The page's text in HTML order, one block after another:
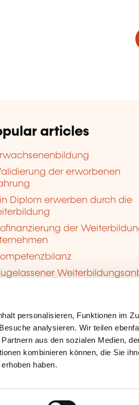
personalisieren, Funktionen im
analysieren. Wir teilen
aus den sozialen Medien,
kombinieren können, die Sie
haben.
articles
der erworbenen
Diplom erwerben durch die
der